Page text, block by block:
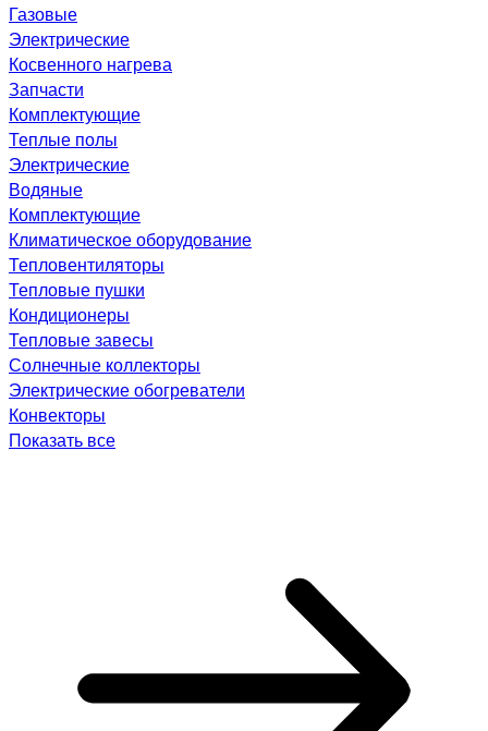
Газовые
Электрические
Косвенного нагрева
Запчасти
Комплектующие
Теплые полы
Электрические
Водяные
Комплектующие
Климатическое оборудование
Тепловентиляторы
Тепловые пушки
Кондиционеры
Тепловые завесы
Солнечные коллекторы
Электрические обогреватели
Конвекторы
Показать все